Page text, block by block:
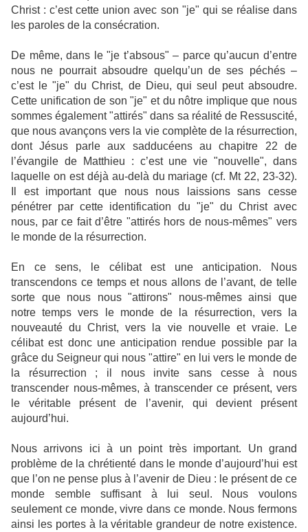
Christ : c’est cette union avec son "je" qui se réalise dans
les paroles de la consécration.
De même, dans le "je t’absous" – parce qu’aucun d’entre
nous ne pourrait absoudre quelqu’un de ses péchés –
c’est le "je" du Christ, de Dieu, qui seul peut absoudre.
Cette unification de son "je" et du nôtre implique que nous
sommes également "attirés" dans sa réalité de Ressuscité,
que nous avançons vers la vie complète de la résurrection,
dont Jésus parle aux sadducéens au chapitre 22 de
l’évangile de Matthieu : c’est une vie "nouvelle", dans
laquelle on est déjà au-delà du mariage (cf. Mt 22, 23-32).
Il est important que nous nous laissions sans cesse
pénétrer par cette identification du "je" du Christ avec
nous, par ce fait d’être "attirés hors de nous-mêmes" vers
le monde de la résurrection.
En ce sens, le célibat est une anticipation. Nous
transcendons ce temps et nous allons de l’avant, de telle
sorte que nous nous "attirons" nous-mêmes ainsi que
notre temps vers le monde de la résurrection, vers la
nouveauté du Christ, vers la vie nouvelle et vraie. Le
célibat est donc une anticipation rendue possible par la
grâce du Seigneur qui nous "attire" en lui vers le monde de
la résurrection ; il nous invite sans cesse à nous
transcender nous-mêmes, à transcender ce présent, vers
le véritable présent de l’avenir, qui devient présent
aujourd’hui.
Nous arrivons ici à un point très important. Un grand
problème de la chrétienté dans le monde d’aujourd’hui est
que l’on ne pense plus à l’avenir de Dieu : le présent de ce
monde semble suffisant à lui seul. Nous voulons
seulement ce monde, vivre dans ce monde. Nous fermons
ainsi les portes à la véritable grandeur de notre existence.